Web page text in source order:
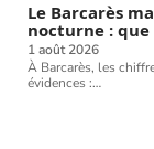
Le Barcarès
nocturne :
1 août 2026
À Barcarès, les
évidences :…